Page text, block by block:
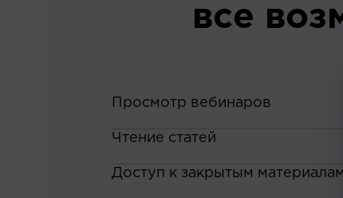
все
Просмотр вебинаров
Чтение статей
Доступ к закрытым материалам